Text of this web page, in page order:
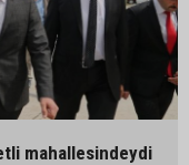
mahallesindeydi